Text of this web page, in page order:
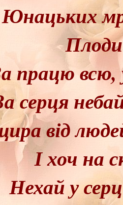
Юнацьких
працю всю,
серця
від
І хоч на
Нехай у